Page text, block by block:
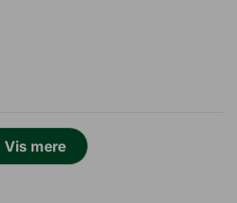
Indlæser...
Vis mere